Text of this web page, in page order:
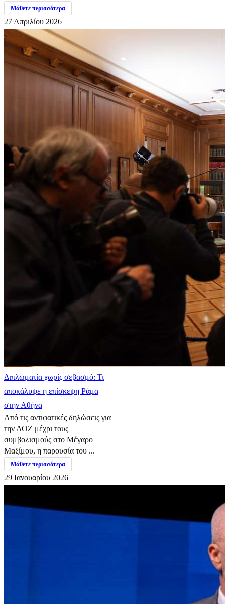
Μάθετε περισσότερα
27 Απριλίου 2026
Διπλωματία χωρίς σεβασμό: Τι
αποκάλυψε η επίσκεψη Ράμα
στην Αθήνα
Από τις αντιφατικές δηλώσεις για
την ΑΟΖ μέχρι τους
συμβολισμούς στο Μέγαρο
Μαξίμου, η παρουσία του ...
Μάθετε περισσότερα
29 Ιανουαρίου 2026